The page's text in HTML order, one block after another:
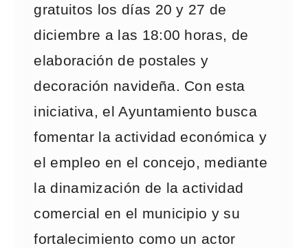
gratuitos los días 20 y 27 de
diciembre a las 18:00 horas, de
elaboración de postales y
decoración navideña. Con esta
iniciativa, el Ayuntamiento busca
fomentar la actividad económica y
el empleo en el concejo, mediante
la dinamización de la actividad
comercial en el municipio y su
fortalecimiento como un actor